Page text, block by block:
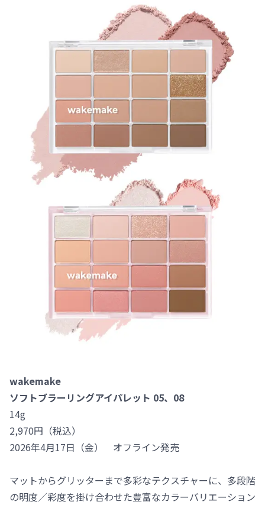
wakemake
ソフトブラーリングアイパレット 05、08
14g
2,970円（税込）
2026年4月17日（金） オフライン発売
マットからグリッターまで多彩なテクスチャーに、多段階
の明度／彩度を掛け合わせた豊富なカラーバリエーション